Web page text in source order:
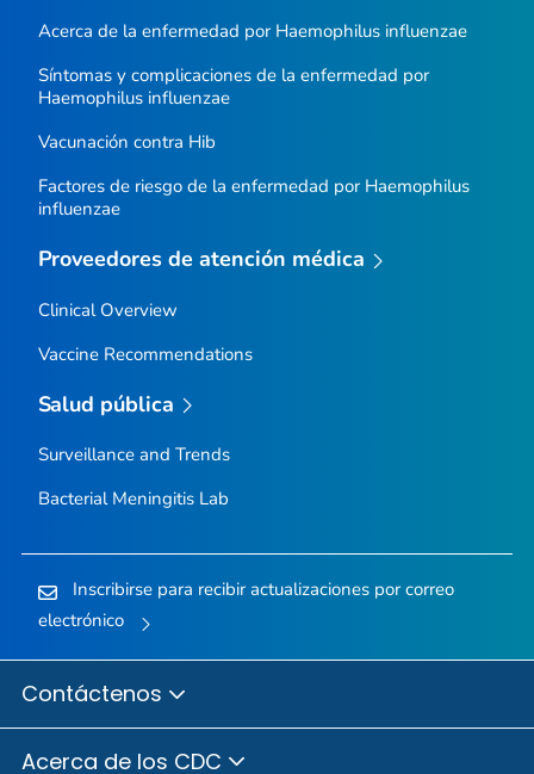
Acerca de la enfermedad por Haemophilus influenzae
Síntomas y complicaciones de la enfermedad por
Haemophilus influenzae
Vacunación contra Hib
Factores de riesgo de la enfermedad por Haemophilus
influenzae
Proveedores de atención médica
Clinical Overview
Vaccine Recommendations
Salud pública
Surveillance and Trends
Bacterial Meningitis Lab
Inscribirse para recibir actualizaciones por correo
electrónico
Contáctenos
Acerca de los CDC